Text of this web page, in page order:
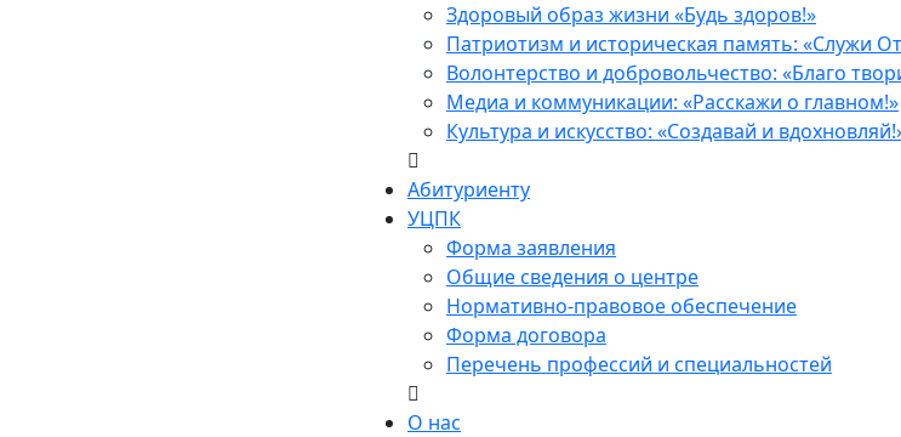
Здоровый образ жизни «Будь здоров!»
Патриотизм и историческая память: «Служи
Волонтерство и добровольчество: «Благо
Медиа и коммуникации: «Расскажи о главном!»
Культура и искусство: «Создавай и
Абитуриенту
УЦПК
Форма заявления
Общие сведения о центре
Нормативно-правовое обеспечение
Форма договора
Перечень профессий и специальностей
О нас